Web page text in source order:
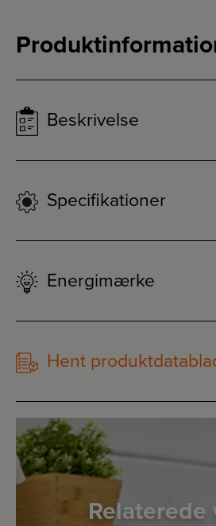
Beskrivelse
Specifikationer
Energimærke
Hent
Relaterede